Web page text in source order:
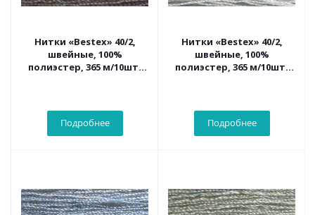
Нитки «Bestex» 40/2,
швейные, 100%
полиэстер, 365 м/10шт.
Подробнее
Нитки «Bestex» 40/2,
швейные, 100%
полиэстер, 365 м/10шт.
Подробнее